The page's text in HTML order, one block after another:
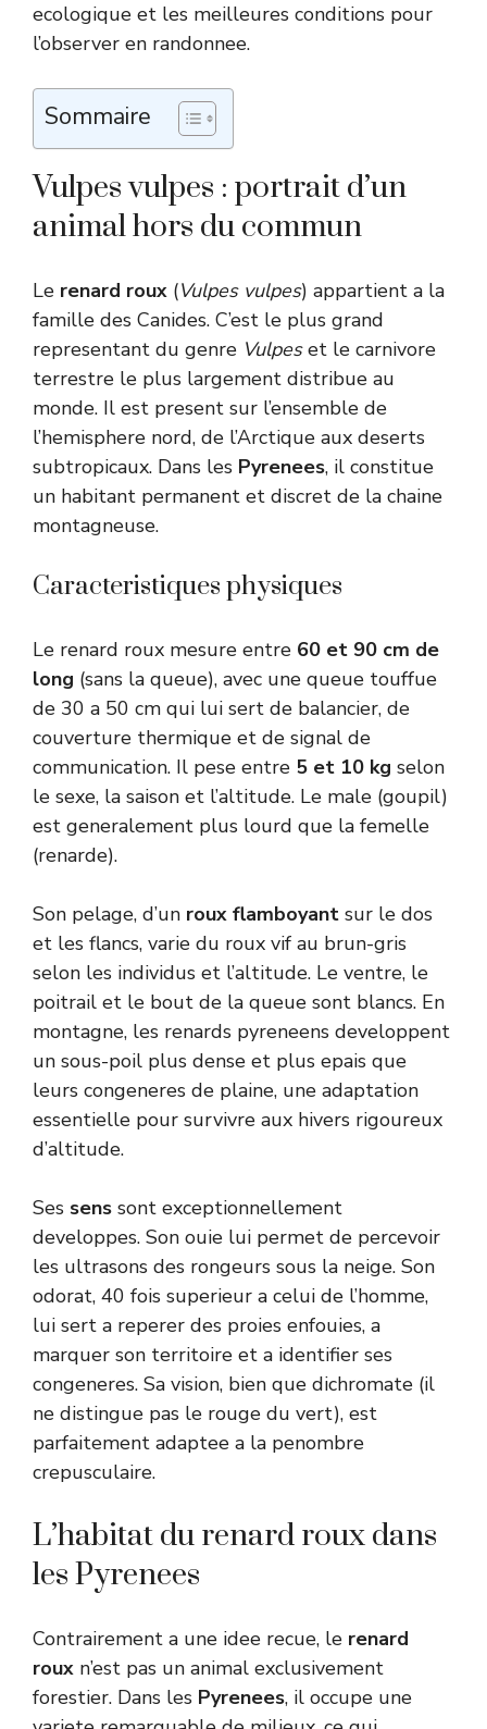
ecologique et les meilleures conditions pour
l’observer en randonnee.
Sommaire
Vulpes vulpes : portrait d’un
animal hors du commun
Le renard roux (Vulpes vulpes) appartient a la
famille des Canides. C’est le plus grand
representant du genre Vulpeset le carnivore
terrestre le plus largement distribue au
monde. Il est present sur l’ensemble de
l’hemisphere nord, de l’Arctique aux deserts
subtropicaux. Dans les Pyrenees, il constitue
un habitant permanent et discret de la chaine
montagneuse.
Caracteristiques physiques
Le renard roux mesure entre 60 et 90 cm de
long (sans la queue), avec une queue touffue
de 30 a 50 cm qui lui sert de balancier, de
couverture thermique et de signal de
communication. Il pese entre 5 et 10 kg selon
le sexe, la saison et l’altitude. Le male (goupil)
est generalement plus lourd que la femelle
(renarde).
Son pelage, d’un roux flamboyant sur le dos
et les flancs, varie du roux vif au brun-gris
selon les individus et l’altitude. Le ventre, le
poitrail et le bout de la queue sont blancs. En
montagne, les renards pyreneens developpent
un sous-poil plus dense et plus epais que
leurs congeneres de plaine, une adaptation
essentielle pour survivre aux hivers rigoureux
d’altitude.
Ses sens sont exceptionnellement
developpes. Son ouie lui permet de percevoir
les ultrasons des rongeurs sous la neige. Son
odorat, 40 fois superieur a celui de l’homme,
lui sert a reperer des proies enfouies, a
marquer son territoire et a identifier ses
congeneres. Sa vision, bien que dichromate (il
ne distingue pas le rouge du vert), est
parfaitement adaptee a la penombre
crepusculaire.
L’habitat du renard roux dans
les Pyrenees
Contrairement a une idee recue, le renard
roux n’est pas un animal exclusivement
forestier. Dans les Pyrenees, il occupe une